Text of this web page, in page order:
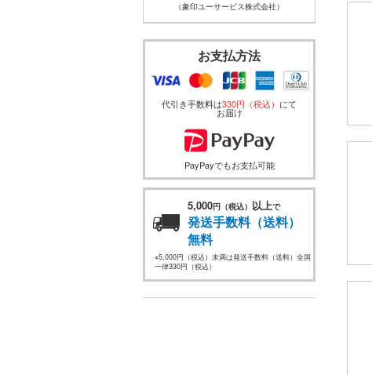
（象印ユーサービス株式会社）
お支払方法
代引き手数料は330円（税込） にて
お届け
PayPayでもお支払可能
5,000円（税込） 以上で
発送手数料（送料）
無料
※5,000円（税込）未満は発送手数料（送料）全国
一律330円（税込）